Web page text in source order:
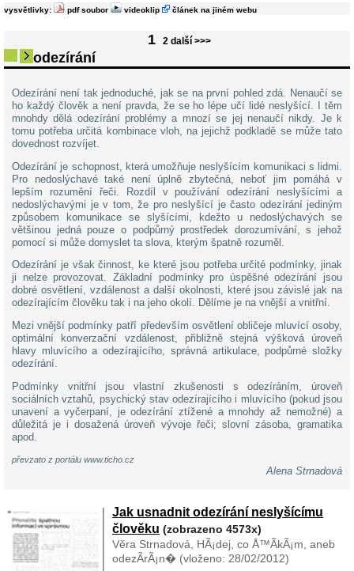
schopnosti pohybu a lidi nevidomé, pokud jde o orientaci. Na jednu
vysvětlivky: pdf soubor videoklip článek na jiném webu
1 2 další >>>
odezírání
Odezírání není tak jednoduché, jak se na první pohled zdá. Nenaučí se
ho každý člověk a není pravda, že se ho lépe učí lidé neslyšící. I těm
mnohdy dělá odezírání problémy a mnozí se jej nenaučí nikdy. Je k
tomu potřeba určitá kombinace vloh, na jejichž podkladě se může tato
dovednost rozvíjet.
Odezírání je schopnost, která umožňuje neslyšícím komunikaci s lidmi.
Pro nedoslýchavé také není úplně zbytečná, neboť jim pomáhá v
lepším rozumění řeči. Rozdíl v používání odezírání neslyšícími a
nedoslýchavými je v tom, že pro neslyšící je často odezírání jediným
způsobem komunikace se slyšícími, kdežto u nedoslýchavých se
většinou jedná pouze o podpůrný prostředek dorozumívání, s jehož
pomocí si může domyslet ta slova, kterým špatně rozuměl.
Odezírání je však činnost, ke které jsou potřeba určité podmínky, jinak
ji nelze provozovat. Základní podmínky pro úspěšné odezírání jsou
dobré osvětlení, vzdálenost a další okolnosti, které jsou závislé jak na
odezírajícím člověku tak i na jeho okolí. Dělíme je na vnější a vnitřní.
Mezi vnější podmínky patří především osvětlení obličeje mluvící osoby,
optimální konverzační vzdálenost, přibližně stejná výšková úroveň
hlavy mluvícího a odezírajícího, správná artikulace, podpůrné složky
odezírání.
Podmínky vnitřní jsou vlastní zkušenosti s odezíráním, úroveň
sociálních vztahů, psychický stav odezírajícího i mluvícího (pokud jsou
unavení a vyčerpaní, je odezírání ztížené a mnohdy až nemožné) a
důležitá je i dosažená úroveň vývoje řeči; slovní zásoba, gramatika
apod.
převzato z portálu www.ticho.cz
Alena Strnadová
Jak usnadnit odezírání neslyšícímu
člověku (zobrazeno 4573x)
Věra Strnadová, HÃ¡dej, co Å™Ã­kÃ¡m, aneb
odezÃ­rÃ¡n� (vloženo: 28/02/2012)